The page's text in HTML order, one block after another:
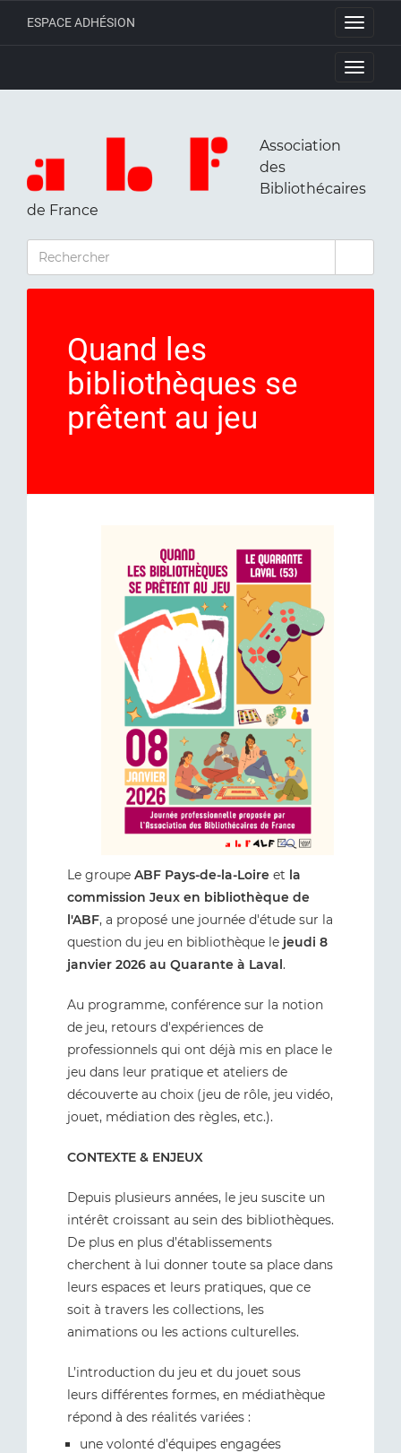
Toggle
ESPACE ADHÉSION
Toggle
Association
des
Bibliothécaires
de France
RECHERCHER
Quand les
bibliothèques se
prêtent au jeu
Le groupe ABF Pays-de-la-Loire et la
commission Jeux en bibliothèque de
l'ABF, a proposé une journée d'étude sur la
question du jeu en bibliothèque le jeudi 8
janvier 2026 au Quarante à Laval.
Au programme, conférence sur la notion
de jeu, retours d'expériences de
professionnels qui ont déjà mis en place le
jeu dans leur pratique et ateliers de
découverte au choix (jeu de rôle, jeu vidéo,
jouet, médiation des règles, etc.).
CONTEXTE & ENJEUX
Depuis plusieurs années, le jeu suscite un
intérêt croissant au sein des bibliothèques.
De plus en plus d’établissements
cherchent à lui donner toute sa place dans
leurs espaces et leurs pratiques, que ce
soit à travers les collections, les
animations ou les actions culturelles.
L’introduction du jeu et du jouet sous
leurs différentes formes, en médiathèque
répond à des réalités variées :
une volonté d’équipes engagées